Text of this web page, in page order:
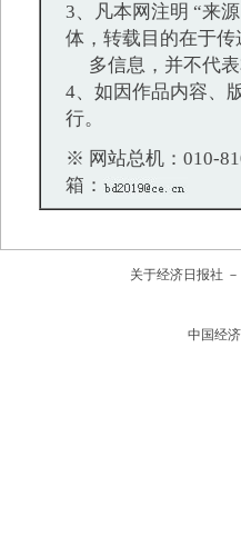
3、凡本网注明 “来
体，转载目的在于传
多信息，并不代表
4、如因作品内容、
行。
※ 网站总机：010-
箱：
关于经济日报社 －
中国经